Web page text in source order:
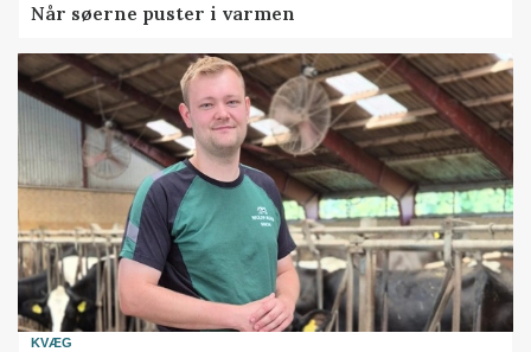
Når søerne puster i varmen
KVÆG